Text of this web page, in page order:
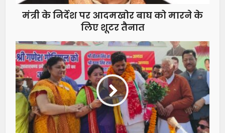
मंत्री के निर्देश पर आदमखोर बाघ को मारने के
लिए शूटर तैनात